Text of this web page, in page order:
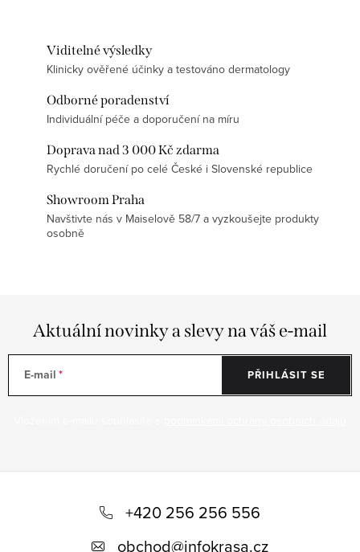
Viditelné výsledky
Klinicky ověřené účinky a testováno dermatology
Odborné poradenství
Individuální péče a doporučení na míru
Doprava nad 3 000 Kč zdarma
Rychlé doručení po celé České i Slovenské republice
Showroom Praha
Navštivte nás v Maiselově 58/7 a vyzkoušejte produkty
osobně
Aktuální novinky a slevy na váš e-mail
E-mail PŘIHLÁSIT SE
+420 256 256 556
obchod@infokrasa.cz